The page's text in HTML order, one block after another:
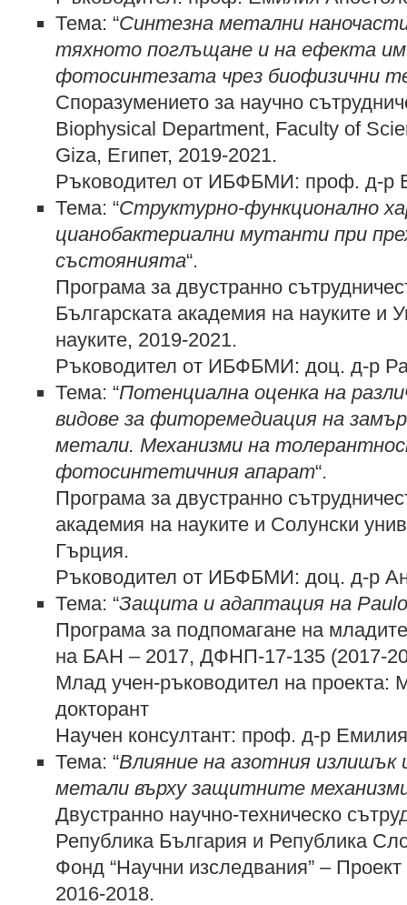
Тема: “Синтезна метални
тяхното поглъщане и на ефекта им
фотосинтезата чрез биофизични
Споразумението за научно
Biophysical Department, Faculty of
Giza, Египет, 2019-2021.
Ръководител от ИБФБМИ: проф. д-р
Тема: “Структурно-функционално
цианобактериални мутанти при
състоянията“.
Програма за двустранно
Българската академия на науките и
науките, 2019-2021.
Ръководител от ИБФБМИ: доц. д-р
Тема: “Потенциална оценка на
видове за фиторемедиация на
метали. Механизми на
фотосинтетичния апарат“.
Програма за двустранно
академия на науките и Солунски
Гърция.
Ръководител от ИБФБМИ: доц. д-р
Тема: “Защита и адаптация на
Програма за подпомагане на
на БАН – 2017, ДФНП-17-135 (2017-
Млад учен-ръководител на проекта:
докторант
Научен консултант: проф. д-р
Тема: “Влияние на азотния излишък
метали върху защитните
Двустранно научно-техническо
Република България и Република
Фонд “Научни изследвания” –
2016-2018.